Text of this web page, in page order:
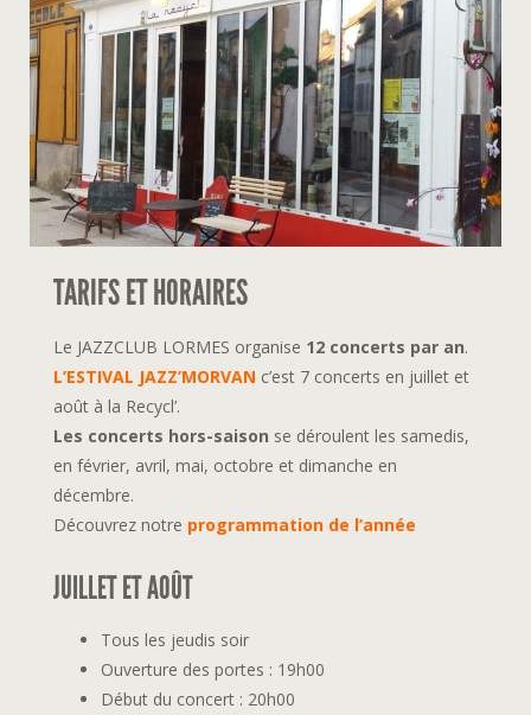
TARIFS ET HORAIRES
Le JAZZCLUB LORMES organise 12 concerts par an.
L’ESTIVAL JAZZ’MORVAN c’est 7 concerts en juillet et
août à la Recycl’.
Les concerts hors-saison se déroulent les samedis,
en février, avril, mai, octobre et dimanche en
décembre.
Découvrez notre programmation de l’année
JUILLET ET AOÛT
Tous les jeudis soir
Ouverture des portes : 19h00
Début du concert : 20h00